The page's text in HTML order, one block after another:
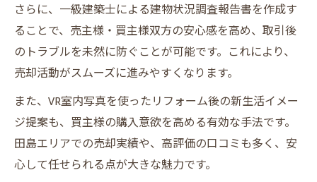
さらに、一級建築士による建物状況調査報告書を作成す
ることで、売主様・買主様双方の安心感を高め、取引後
のトラブルを未然に防ぐことが可能です。これにより、
売却活動がスムーズに進みやすくなります。
また、VR室内写真を使ったリフォーム後の新生活イメー
ジ提案も、買主様の購入意欲を高める有効な手法です。
田島エリアでの売却実績や、高評価の口コミも多く、安
心して任せられる点が大きな魅力です。